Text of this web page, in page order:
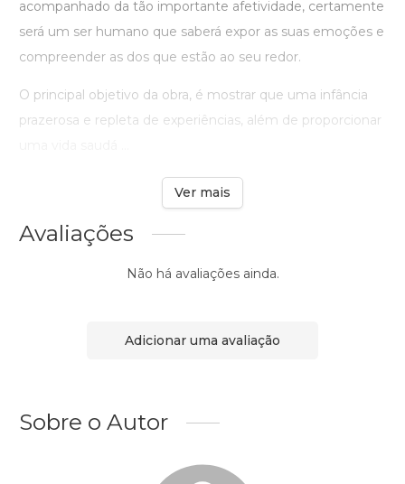
acompanhado da tão importante afetividade, certamente
será um ser humano que saberá expor as suas emoções e
compreender as dos que estão ao seu redor.
O principal objetivo da obra, é mostrar que uma infância
prazerosa e repleta de experiências, além de proporcionar
Ver mais
Avaliações
Não há avaliações ainda.
Adicionar uma avaliação
Sobre o Autor